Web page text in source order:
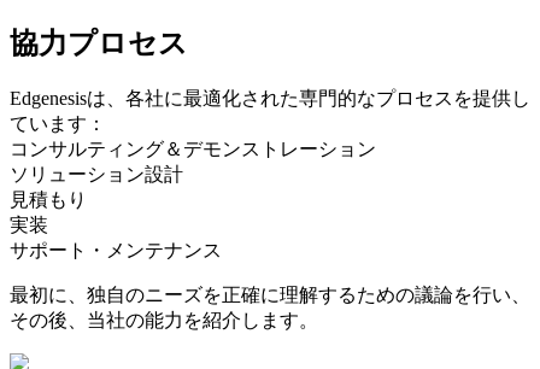
協力プロセス
Edgenesisは、各社に最適化された専門的なプロセスを提供し
ています：
コンサルティング＆デモンストレーション
ソリューション設計
見積もり
実装
サポート・メンテナンス
最初に、独自のニーズを正確に理解するための議論を行い、
その後、当社の能力を紹介します。